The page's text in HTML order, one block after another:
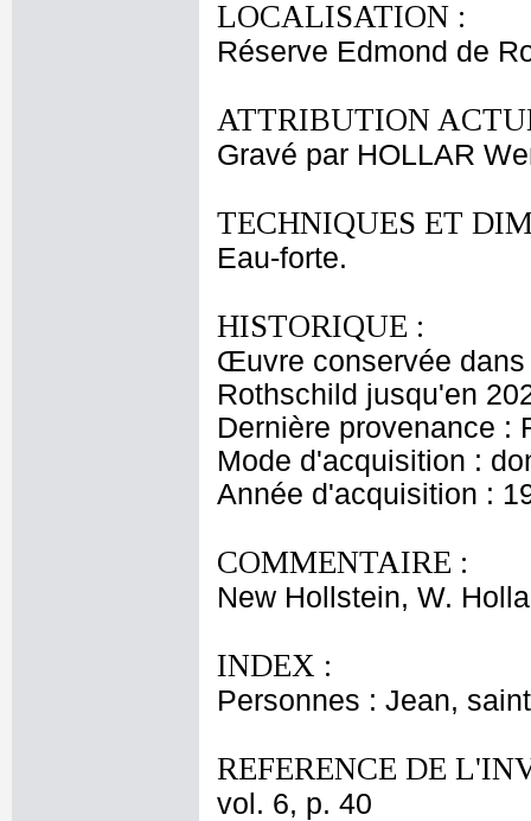
LOCALISATION :
Réserve Edmond de
ATTRIBUTION
Gravé par HOLLAR
TECHNIQUES ET
Eau-forte.
HISTORIQUE :
Œuvre conservée dans
Rothschild jusqu'en
Dernière provenance :
Mode d'acquisition :
Année d'acquisition :
COMMENTAIRE :
New Hollstein, W.
INDEX :
Personnes : Jean,
REFERENCE DE
vol. 6, p. 40